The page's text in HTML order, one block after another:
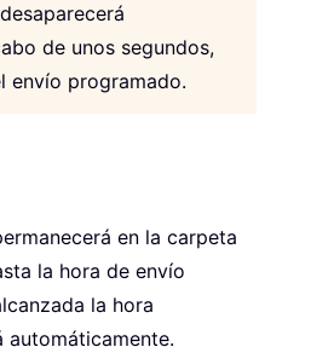
de unos segundos,
envío programado.
en la carpeta
la hora de envío
la hora
automáticamente.